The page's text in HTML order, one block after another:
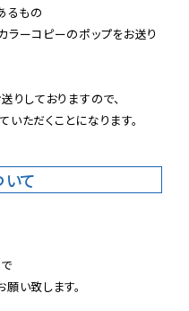
るもの
ラーコピーのポップをお送り
りしておりますので、
ただくことになります。
て
い致します。